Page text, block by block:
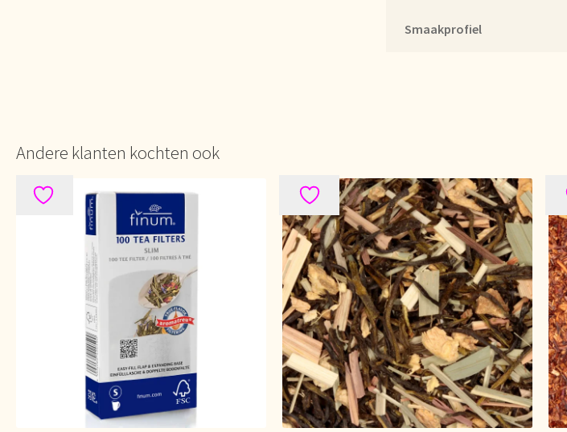
Smaakprofiel
Andere klanten kochten ook